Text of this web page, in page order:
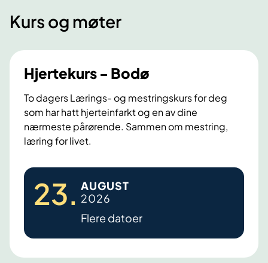
Kurs og møter
Hjertekurs - Bodø
To dagers Lærings- og mestringskurs for deg
som har hatt hjerteinfarkt og en av dine
nærmeste pårørende. Sammen om mestring,
læring for livet.
H
t
e
23. AUGUST
2026
Flere datoer